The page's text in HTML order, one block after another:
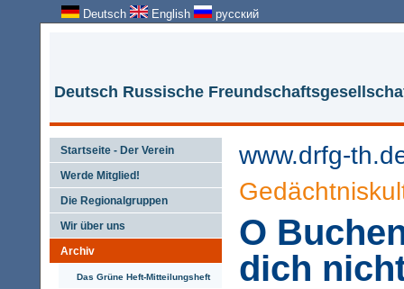
Deutsch English русский
Deutsch Russische
Startseite - Der Verein
Werde Mitglied!
Die Regionalgruppen
Wir über uns
Archiv
Das Grüne Heft-Mitteilungsheft
www.drfg-
O
dich